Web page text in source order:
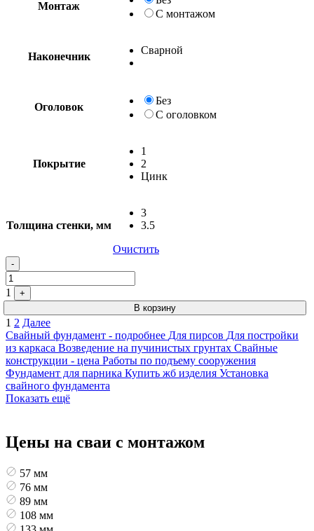
Монтаж
С монтажом
Наконечник
Сварной
Оголовок
Без
С оголовком
Покрытие
1
2
Цинк
Толщина стенки, мм
3
3.5
Очистить
-
1
+
В корзину
Пагинация
записей
1 2 Далее
Свайный фундамент - подробнее Для пирсов Для постройки
из каркаса Возведение на пучинистых грунтах Свайные
конструкции - цена Работы по подъему сооружения
Фундамент для парника Купить жб изделия Установка
свайного фундамента
Показать ещё
Цены на сваи с монтажом
57 мм
76 мм
89 мм
108 мм